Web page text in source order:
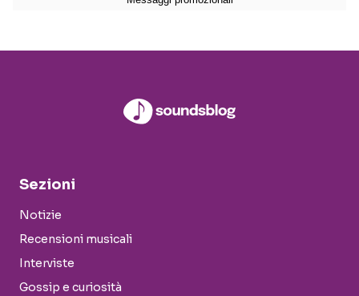
Sezioni
Notizie
Recensioni musicali
Interviste
Gossip e curiosità